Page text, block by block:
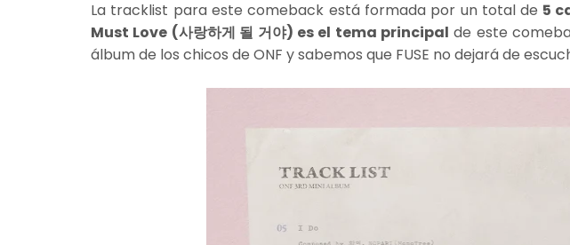
La tracklist para este comeback está formada por un total de 5
Must Love (사랑하게 될 거야) es el tema principal de este
álbum de los chicos de ONF y sabemos que FUSE no dejará de